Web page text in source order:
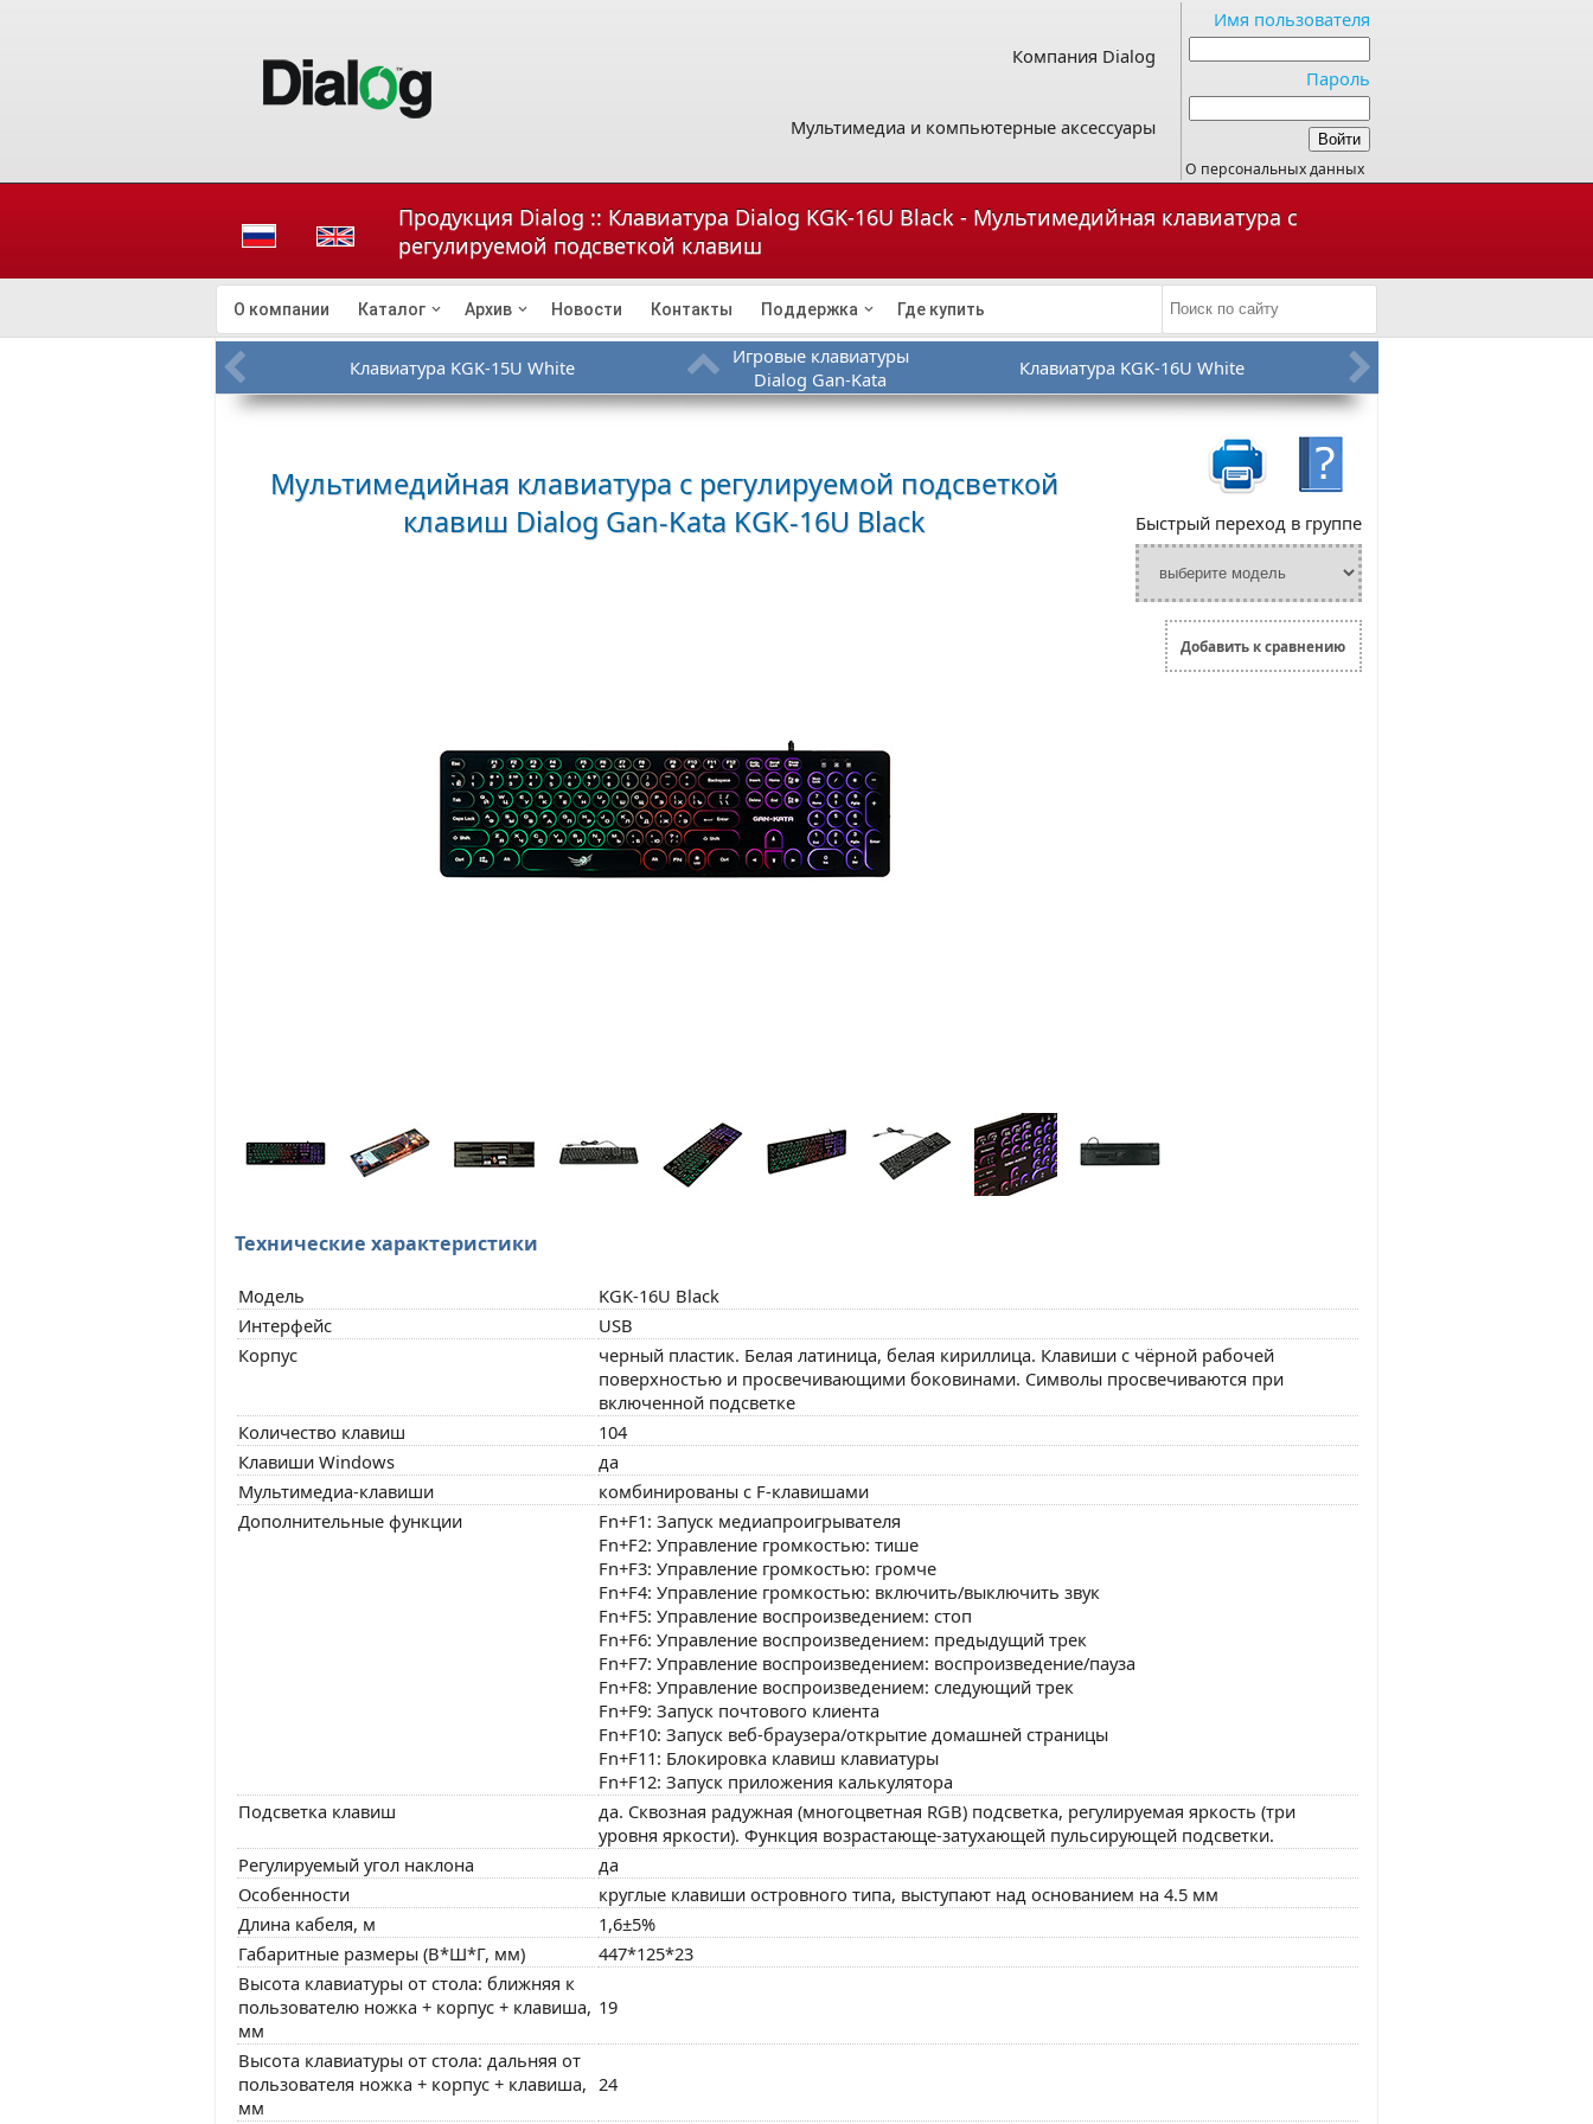
Компания Dialog
Мультимедиа и компьютерные аксессуары
Имя пользователя
Пароль
О персональных данных
Продукция Dialog :: Клавиатура Dialog KGK-16U Black - Мультимедийная клавиатура с
регулируемой подсветкой клавиш
О компании Каталог Архив Новости Контакты Поддержка Где купить
Клавиатура KGK-15U White
Игровые клавиатуры
Dialog Gan-Kata
Клавиатура KGK-16U White
Мультимедийная клавиатура с регулируемой подсветкой
клавиш Dialog Gan-Kata KGK-16U Black Быстрый переход в группе
Добавить к сравнению
Технические характеристики
Модель
KGK-16U Black
Интерфейс
USB
Корпус
черный пластик. Белая латиница, белая кириллица. Клавиши с чёрной рабочей
поверхностью и просвечивающими боковинами. Символы просвечиваются при
включенной подсветке
Количество клавиш
104
Клавиши Windows
да
Мультимедиа-клавиши
комбинированы с F-клавишами
Дополнительные функции
Fn+F1: Запуск медиапроигрывателя
Fn+F2: Управление громкостью: тише
Fn+F3: Управление громкостью: громче
Fn+F4: Управление громкостью: включить/выключить звук
Fn+F5: Управление воспроизведением: стоп
Fn+F6: Управление воспроизведением: предыдущий трек
Fn+F7: Управление воспроизведением: воспроизведение/пауза
Fn+F8: Управление воспроизведением: следующий трек
Fn+F9: Запуск почтового клиента
Fn+F10: Запуск веб-браузера/открытие домашней страницы
Fn+F11: Блокировка клавиш клавиатуры
Fn+F12: Запуск приложения калькулятора
Подсветка клавиш
да. Сквозная радужная (многоцветная RGB) подсветка, регулируемая яркость (три
уровня яркости). Функция возрастающе-затухающей пульсирующей подсветки.
Регулируемый угол наклона
да
Особенности
круглые клавиши островного типа, выступают над основанием на 4.5 мм
Длина кабеля, м
1,6±5%
Габаритные размеры (В*Ш*Г, мм)
447*125*23
Высота клавиатуры от стола: ближняя к
пользователю ножка + корпус + клавиша,
мм
19
Высота клавиатуры от стола: дальняя от
пользователя ножка + корпус + клавиша,
мм
24